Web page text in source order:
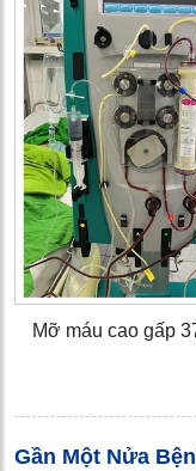
Mỡ máu cao gấp
Gần Một Nửa